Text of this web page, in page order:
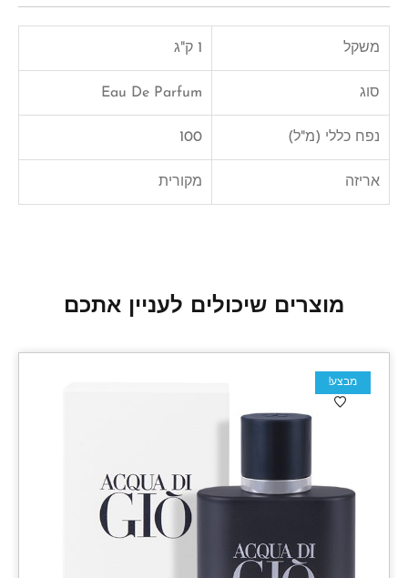
משקל 1 ק"ג
סוג Eau De Parfum
נפח כללי (מ"ל) 100
אריזה מקורית
מוצרים שיכולים לעניין אתכם
מבצע!